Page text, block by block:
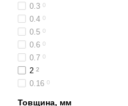
0.3 0
0.4 0
0.5 0
0.6 0
0.7 0
2 2
0.16 0
Товщина, мм